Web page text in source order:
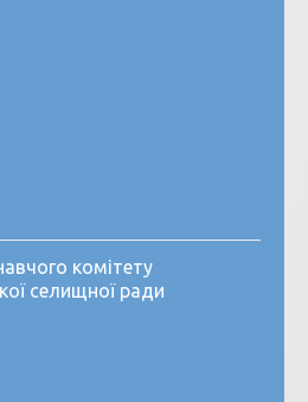
комітету
селищної ради